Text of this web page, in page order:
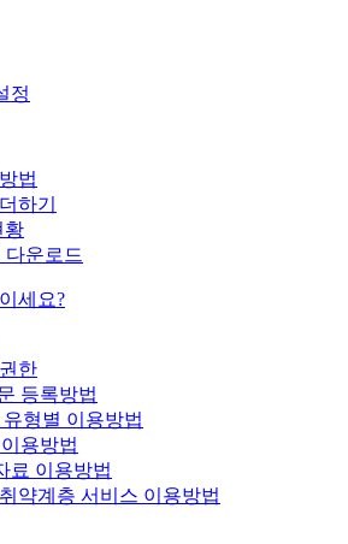
정
법
하기
황
다운로드
세요?
한
등록방법
유형별 이용방법
용방법
료 이용방법
약계층 서비스 이용방법